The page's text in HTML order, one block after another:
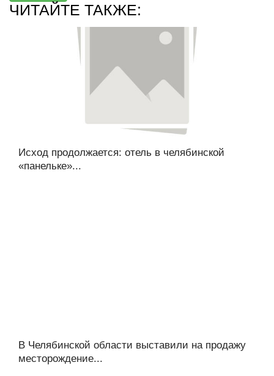
ЧИТАЙТЕ ТАКЖЕ:
Исход продолжается: отель в челябинской
«панельке»...
В Челябинской области выставили на продажу
месторождение...